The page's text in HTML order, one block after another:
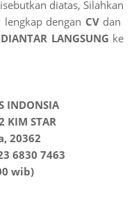
diatas, Silahkan
lengkap dengan CVdan
DIANTAR LANGSUNG ke
INDONSIA
KIM STAR
20362
6830 7463
wib)